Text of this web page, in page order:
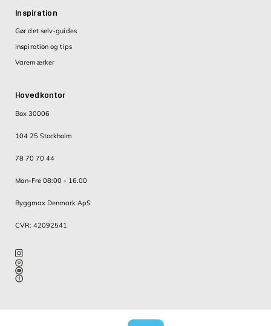
Hovedkontor
Box 30006
104 25 Stockholm
78 70 70 44
Man-Fre 08:00 - 16.00
Byggmax Denmark ApS
CVR: 42092541
Inspiration
Gør det selv-guides
Inspiration og tips
Varemærker